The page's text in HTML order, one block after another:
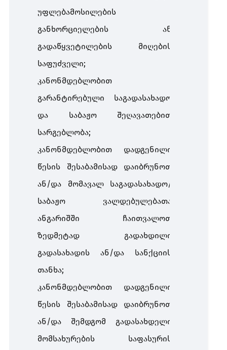
უფლებამოსილების
განხორციელების ან
გადაწყვეტილების მიღების
საფუძველი;
კანონმდებლობით
გარანტირებული საგადასახადო
და საბაჟო შეღავათებით
სარგებლობა;
კანონმდებლობით დადგენილი
წესის შესაბამისად დაიბრუნოთ
ან/და მომავალ საგადასახადო/
საბაჟო ვალდებულებათა
ანგარიშში ჩაითვალოთ
ზედმეტად გადახდილი
გადასახადის ან/და სანქციის
თანხა;
კანონმდებლობით დადგენილი
წესის შესაბამისად დაიბრუნოთ
ან/და შემდგომ გადასახდელი
მომსახურების საფასურის